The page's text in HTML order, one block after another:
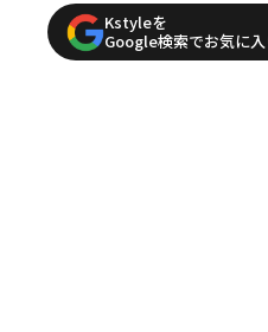
Kstyleを
Google検索でお気に